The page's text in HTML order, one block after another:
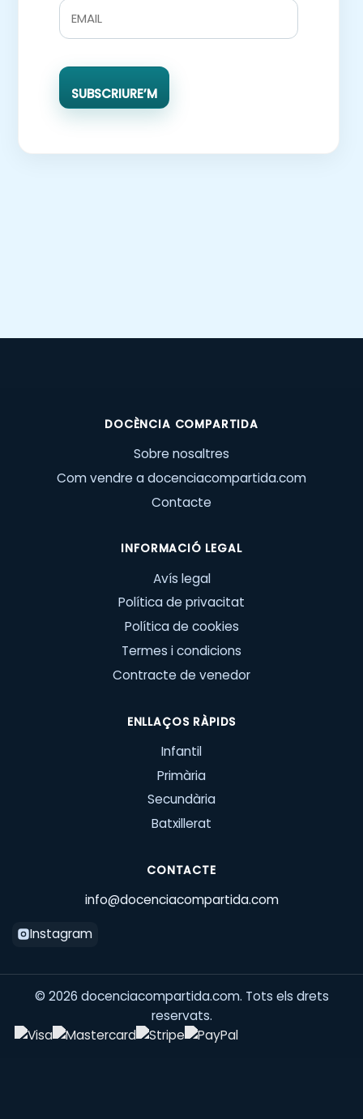
SUBSCRIURE’M
DOCÈNCIA COMPARTIDA
Sobre nosaltres
Com vendre a docenciacompartida.com
Contacte
INFORMACIÓ LEGAL
Avís legal
Política de privacitat
Política de cookies
Termes i condicions
Contracte de venedor
ENLLAÇOS RÀPIDS
Infantil
Primària
Secundària
Batxillerat
CONTACTE
info@docenciacompartida.com
Instagram
© 2026 docenciacompartida.com. Tots els drets
reservats.